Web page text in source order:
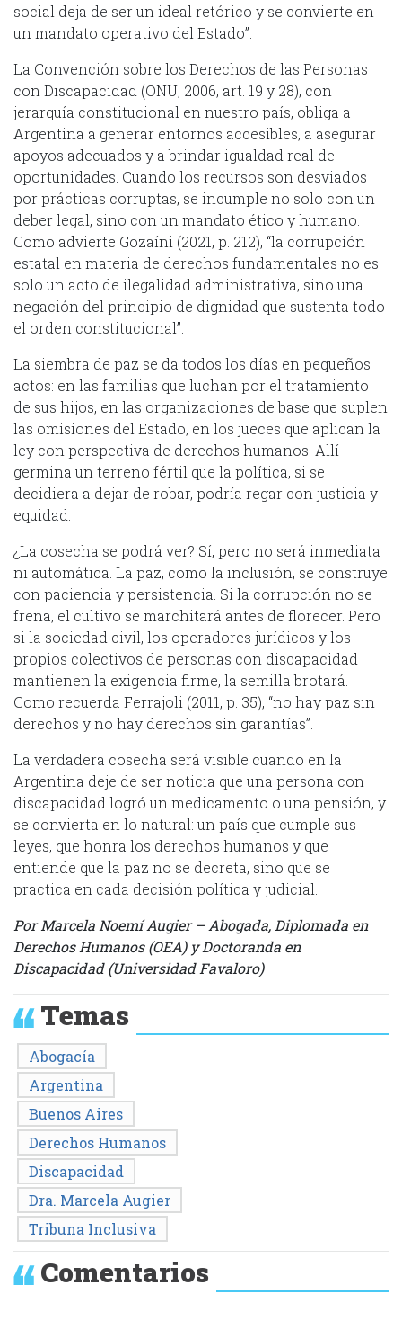
social deja de ser un ideal retórico y se convierte en
un mandato operativo del Estado”.
La Convención sobre los Derechos de las Personas
con Discapacidad (ONU, 2006, art. 19 y 28), con
jerarquía constitucional en nuestro país, obliga a
Argentina a generar entornos accesibles, a asegurar
apoyos adecuados y a brindar igualdad real de
oportunidades. Cuando los recursos son desviados
por prácticas corruptas, se incumple no solo con un
deber legal, sino con un mandato ético y humano.
Como advierte Gozaíni (2021, p. 212), “la corrupción
estatal en materia de derechos fundamentales no es
solo un acto de ilegalidad administrativa, sino una
negación del principio de dignidad que sustenta todo
el orden constitucional”.
La siembra de paz se da todos los días en pequeños
actos: en las familias que luchan por el tratamiento
de sus hijos, en las organizaciones de base que suplen
las omisiones del Estado, en los jueces que aplican la
ley con perspectiva de derechos humanos. Allí
germina un terreno fértil que la política, si se
decidiera a dejar de robar, podría regar con justicia y
equidad.
¿La cosecha se podrá ver? Sí, pero no será inmediata
ni automática. La paz, como la inclusión, se construye
con paciencia y persistencia. Si la corrupción no se
frena, el cultivo se marchitará antes de florecer. Pero
si la sociedad civil, los operadores jurídicos y los
propios colectivos de personas con discapacidad
mantienen la exigencia firme, la semilla brotará.
Como recuerda Ferrajoli (2011, p. 35), “no hay paz sin
derechos y no hay derechos sin garantías”.
La verdadera cosecha será visible cuando en la
Argentina deje de ser noticia que una persona con
discapacidad logró un medicamento o una pensión, y
se convierta en lo natural: un país que cumple sus
leyes, que honra los derechos humanos y que
entiende que la paz no se decreta, sino que se
practica en cada decisión política y judicial.
Por Marcela Noemí Augier – Abogada, Diplomada en
Derechos Humanos (OEA) y Doctoranda en
Discapacidad (Universidad Favaloro)
Temas
Abogacía
Argentina
Buenos Aires
Derechos Humanos
Discapacidad
Dra. Marcela Augier
Tribuna Inclusiva
Comentarios